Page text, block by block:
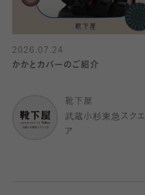
2026.07.24
かかとカバーのご紹介
靴下屋
武蔵小杉東急スクエ
ア